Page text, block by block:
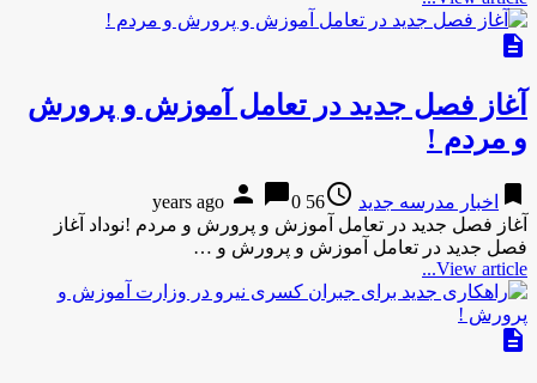
description
آغاز فصل جدید در تعامل آموزش و پرورش
و مردم !
bookmark اخبار مدرسه جدید access_time
56 years ago
person chat_bubble0
آغاز فصل جدید در تعامل آموزش و پرورش و مردم !نوداد آغاز
فصل جدید در تعامل آموزش و پرورش و …
View article...
description